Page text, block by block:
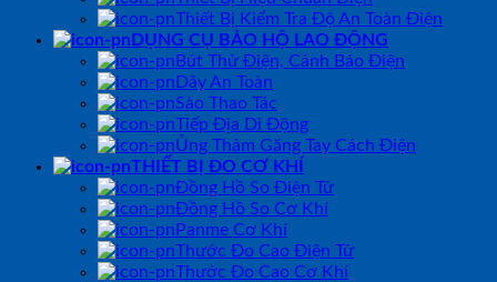
Thiết Bị Kiểm Tra Độ An Toàn Điện
DỤNG CỤ BẢO HỘ LAO ĐỘNG
Bút Thử Điện, Cảnh Báo Điện
Dây An Toàn
Sào Thao Tác
Tiếp Địa Di Động
Ủng Thảm Găng Tay Cách Điện
THIẾT BỊ ĐO CƠ KHÍ
Đồng Hồ So Điện Tử
Đồng Hồ So Cơ Khí
Panme Cơ Khí
Thước Đo Cao Điện Tử
Thước Đo Cao Cơ Khí